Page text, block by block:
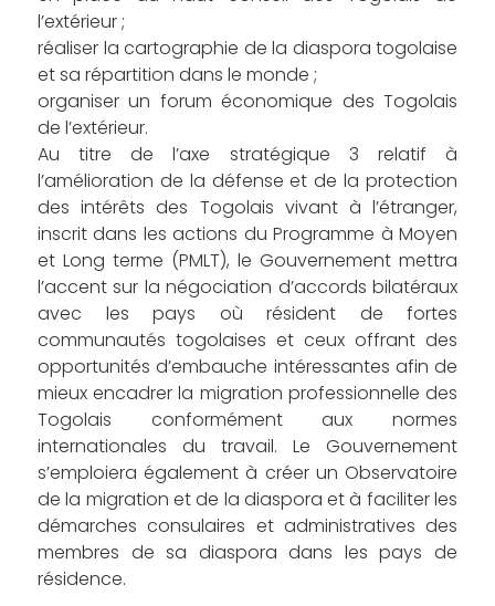
l’extérieur ;
réaliser la cartographie de la diaspora togolaise
et sa répartition dans le monde ;
organiser un forum économique des Togolais
de l’extérieur.
Au titre de l’axe stratégique 3 relatif à
l’amélioration de la défense et de la protection
des intérêts des Togolais vivant à l’étranger,
inscrit dans les actions du Programme à Moyen
et Long terme (PMLT), le Gouvernement mettra
l’accent sur la négociation d’accords bilatéraux
avec les pays où résident de fortes
communautés togolaises et ceux offrant des
opportunités d’embauche intéressantes afin de
mieux encadrer la migration professionnelle des
Togolais conformément aux normes
internationales du travail. Le Gouvernement
s’emploiera également à créer un Observatoire
de la migration et de la diaspora et à faciliter les
démarches consulaires et administratives des
membres de sa diaspora dans les pays de
résidence.